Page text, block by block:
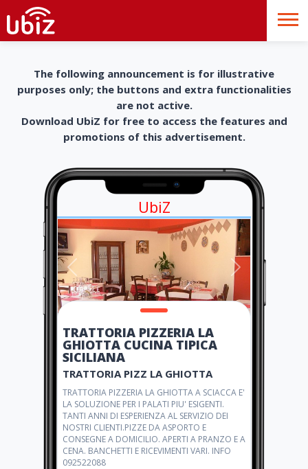
The following announcement is for illustrative
purposes only; the buttons and extra functionalities
are not active.
Download UbiZ for free to access the features and
promotions of this advertisement.
UbiZ
TRATTORIA PIZZERIA LA
GHIOTTA CUCINA TIPICA
SICILIANA
TRATTORIA PIZZ LA GHIOTTA
TRATTORIA PIZZERIA LA GHIOTTA A SCIACCA E'
LA SOLUZIONE PER I PALATI PIU' ESIGENTI.
TANTI ANNI DI ESPERIENZA AL SERVIZIO DEI
NOSTRI CLIENTI.PIZZE DA ASPORTO E
CONSEGNE A DOMICILIO. APERTI A PRANZO E A
CENA. BANCHETTI E RICEVIMENTI VARI. INFO
092522088